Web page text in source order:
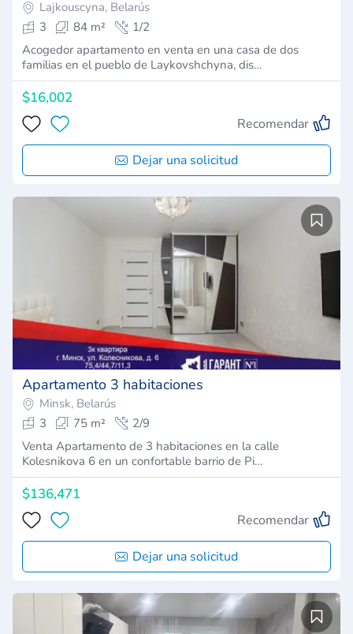
Lajkouscyna, Belarús
3
84 m²
1/2
Acogedor apartamento en venta en una casa de dos
familias en el pueblo de Laykovshchyna, dis…
$16,002
Recomendar
Dejar una solicitud
Apartamento 3 habitaciones
Minsk, Belarús
3
75 m²
2/9
Venta Apartamento de 3 habitaciones en la calle
Kolesnikova 6 en un confortable barrio de Pi…
$136,471
Recomendar
Dejar una solicitud